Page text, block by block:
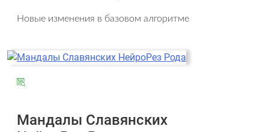
Новые изменения в базовом алгоритме
Мандалы Славянских